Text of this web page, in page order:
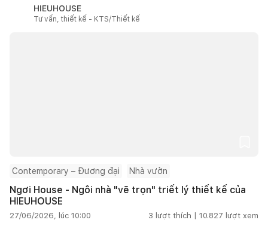
HIEUHOUSE
Tư vấn, thiết kế - KTS/Thiết kế
Contemporary – Đương đại Nhà vườn
Ngơi House - Ngôi nhà "vẽ trọn" triết lý thiết kế của
HIEUHOUSE
27/06/2026, lúc 10:00 3 lượt thích | 10.827 lượt xem